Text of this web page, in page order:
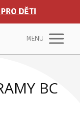
DĚTI
MENU
BC